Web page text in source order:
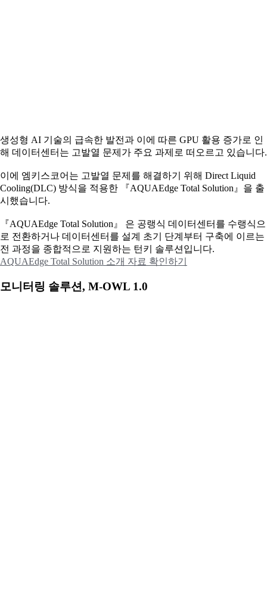
생성형 AI 기술의 급속한 발전과 이에 따른 GPU 활용 증가로 인
해 데이터센터는 고발열 문제가 주요 과제로 떠오르고 있습니다.
이에 엠키스코어는 고발열 문제를 해결하기 위해 Direct Liquid
Cooling(DLC) 방식을 적용한 『AQUAEdge Total Solution』을 출
시했습니다.
『AQUAEdge Total Solution』 은 공랭식 데이터센터를 수랭식으
로 전환하거나 데이터센터를 설계 초기 단계부터 구축에 이르는
전 과정을 종합적으로 지원하는 턴키 솔루션입니다.
AQUAEdge Total Solution 소개 자료 확인하기
모니터링 솔루션, M-OWL 1.0